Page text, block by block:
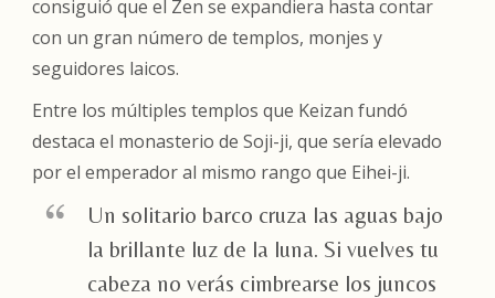
consiguió que el Zen se expandiera hasta contar
con un gran número de templos, monjes y
seguidores laicos.
Entre los múltiples templos que Keizan fundó
destaca el monasterio de Soji-ji, que sería elevado
por el emperador al mismo rango que Eihei-ji.
Un solitario barco cruza las aguas bajo
la brillante luz de la luna. Si vuelves tu
cabeza no verás cimbrearse los juncos